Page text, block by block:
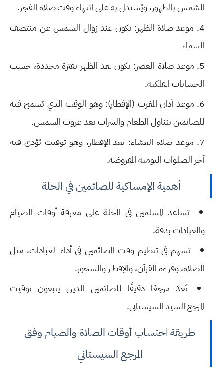
الشمس بالظهور، ويُستدل به على انتهاء وقت صلاة الفجر.
موعد صلاة الظهر: يكون عند زوال الشمس عن منتصف
السماء.
موعد صلاة العصر: يكون بعد الظهر بفترة محددة، حسب
الحسابات الفلكية.
موعد أذان المغرب (الإفطار): وهو الوقت الذي يُسمح فيه
للصائمين بتناول الطعام والشراب بعد غروب الشمس.
موعد صلاة العشاء: بعد الإفطار، وهو توقيت يُؤدى فيه
آخر الصلوات اليومية المفروضة.
أهمية الإمساكية للصائمين في الحلة
تساعد المسلمين في الحلة على معرفة أوقات الصيام
والعبادات بدقة.
تسهم في تنظيم وقت الصائمين في أداء العبادات، مثل
الصلاة، وقراءة القرآن، والإفطار والسحور.
تُعدّ مرجعًا دقيقًا للصائمين الذين يتبعون توقيت
المرجعالسيد السيستاني.
طريقة احتساب أوقات الصلاة والصيام وفق
المرجع السيستاني